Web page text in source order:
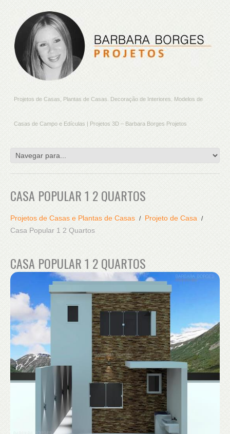
Projetos de Casas, Plantas de Casas. Decoração de Interiores. Modelos de
Casas de Campo e Edículas | Projetos 3D – Barbara Borges Projetos
CASA POPULAR 1 2 QUARTOS
Projetos de Casas e Plantas de Casas
Projeto de Casa
Casa Popular 1 2 Quartos
CASA POPULAR 1 2 QUARTOS